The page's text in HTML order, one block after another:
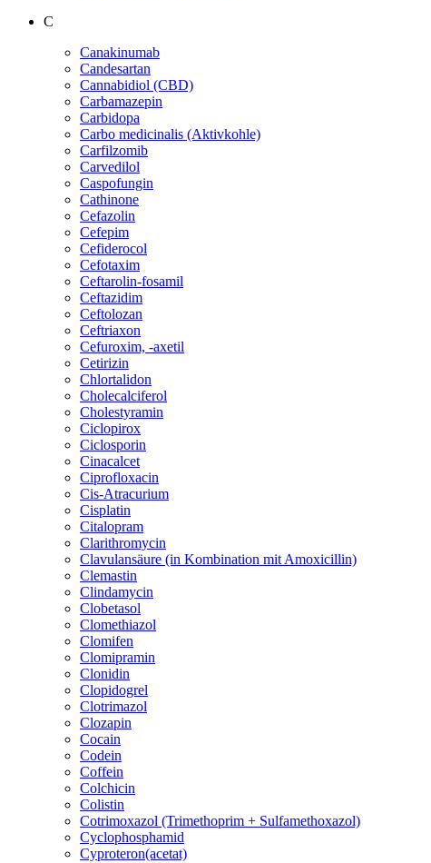
C
Canakinumab
Candesartan
Cannabidiol (CBD)
Carbamazepin
Carbidopa
Carbo medicinalis (Aktivkohle)
Carfilzomib
Carvedilol
Caspofungin
Cathinone
Cefazolin
Cefepim
Cefiderocol
Cefotaxim
Ceftarolin-fosamil
Ceftazidim
Ceftolozan
Ceftriaxon
Cefuroxim, -axetil
Cetirizin
Chlortalidon
Cholecalciferol
Cholestyramin
Ciclopirox
Ciclosporin
Cinacalcet
Ciprofloxacin
Cis-Atracurium
Cisplatin
Citalopram
Clarithromycin
Clavulansäure (in Kombination mit Amoxicillin)
Clemastin
Clindamycin
Clobetasol
Clomethiazol
Clomifen
Clomipramin
Clonidin
Clopidogrel
Clotrimazol
Clozapin
Cocain
Codein
Coffein
Colchicin
Colistin
Cotrimoxazol (Trimethoprim + Sulfamethoxazol)
Cyclophosphamid
Cyproteron(acetat)